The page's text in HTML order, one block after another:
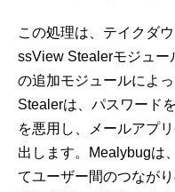
この処理は、テイクダ
ssView Stealerモジュー
の追加モジュールによ
Stealerは、パスワード
を悪用し、メールアプ
出します。Mealybugは
てユーザー間のつなが